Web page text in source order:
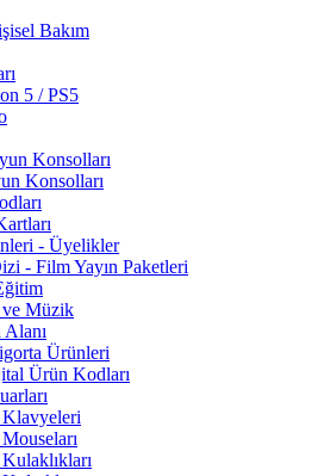
Bakım
5 / PS5
Konsolları
Konsolları
- Üyelikler
- Film Yayın Paketleri
ve Müzik
Alanı
Ürünleri
Ürün Kodları